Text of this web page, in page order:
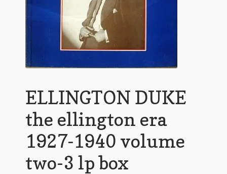
ELLINGTON DUKE
the ellington era
1927-1940 volume
two-3 lp box